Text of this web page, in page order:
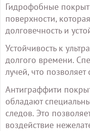
Гидрофобные
поверхности,
долговечность и
Устойчивость к
долгого времени.
лучей, что
Антиграффити
обладают
следов. Это
воздействие